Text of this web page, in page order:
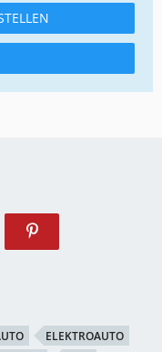
ELEKTROAUTO